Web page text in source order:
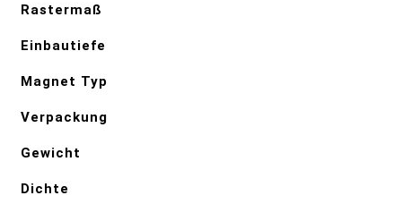
Rastermaß
Einbautiefe
Magnet Typ
Verpackung
Gewicht
Dichte